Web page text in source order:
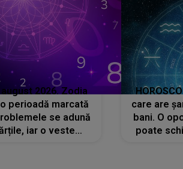
august 2026. Zodia
perioadă marcată
se adună
iar o veste
care are
bani. O
poate